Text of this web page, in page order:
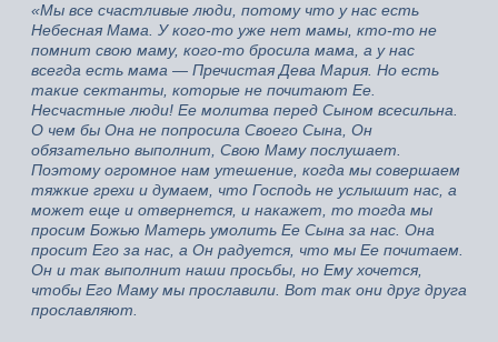
«Мы все счастливые люди, потому что у нас есть
Небесная Мама. У кого-то уже нет мамы, кто-то не
помнит свою маму, кого-то бросила мама, а у нас
всегда есть мама — Пречистая Дева Мария. Но есть
такие сектанты, которые не почитают Ее.
Несчастные люди! Ее молитва перед Сыном всесильна.
О чем бы Она не попросила Своего Сына, Он
обязательно выполнит, Свою Маму послушает.
Поэтому огромное нам утешение, когда мы совершаем
тяжкие грехи и думаем, что Господь не услышит нас, а
может еще и отвернется, и накажет, то тогда мы
просим Божью Матерь умолить Ее Сына за нас. Она
просит Его за нас, а Он радуется, что мы Ее почитаем.
Он и так выполнит наши просьбы, но Ему хочется,
чтобы Его Маму мы прославили. Вот так они друг друга
прославляют.